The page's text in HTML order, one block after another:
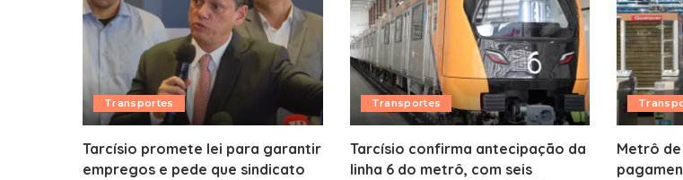
Transportes
Tarcísio promete lei para garantir
empregos e pede que sindicato
Transportes
Tarcísio confirma antecipação da
linha 6 do metrô, com seis
Metrô